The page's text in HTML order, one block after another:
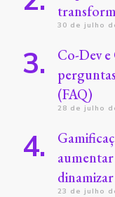
30 de julho
Co-Dev
(FAQ)
28 de julho
23 de julho